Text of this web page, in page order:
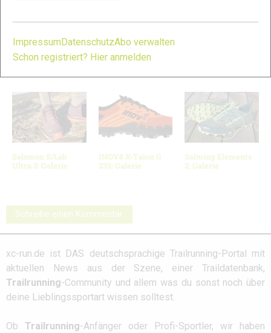
© Bilder 1 - 7: Marco Felgenhauer;
VERWANDTE ARTIKEL
Salomon S/Lab
Ultra 3: Galerie
INOV8 X-Talon G
235: Galerie
Salming Elements
2: Galerie
Schreibe einen Kommentar
xc-run.de ist DAS deutschsprachige Trailrunning-Portal mit
aktuellen News aus der Szene, einer Traildatenbank,
Trailrunning-Community und allem was du sonst noch über
deine Lieblingssportart wissen solltest.
Ob Trailrunning-Anfänger oder Profi-Sportler, wir haben
ImpressumDatenschutzAbo verwalten
Schon registriert? Hier anmelden